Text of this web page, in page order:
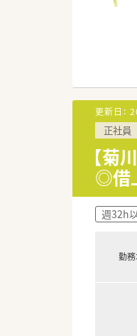
更新日：
正社員
【菊
◎借
週32h
勤